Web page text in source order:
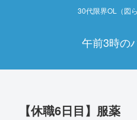
30代限界OL（図
午前3時の
【休職6日目】服薬